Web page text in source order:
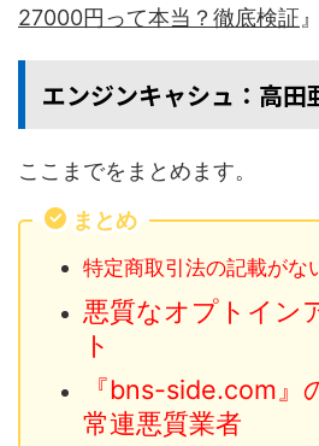
27000円って本当？徹底検証 』
エンジンキャシュ：高
ここまでをまとめます。
まとめ
特定商取引法の記載がな
悪質なオプトイン
ト
『bns-side.com』
常連悪質業者